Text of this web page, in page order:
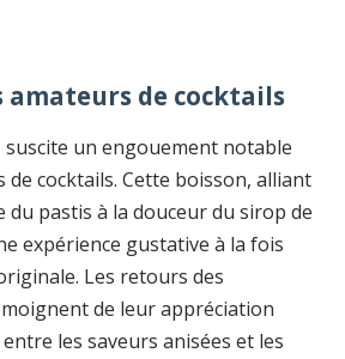
amateurs de cocktails
suscite un engouement notable
de cocktails. Cette boisson, alliant
du pastis à la douceur du sirop de
expérience gustative à la fois
Les retours des
de leur appréciation
les saveurs anisées et les